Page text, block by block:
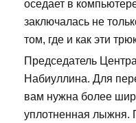
оседает в
заключалась не
том, где и как эти
Председатель
Набиуллина. Для
вам нужна более
уплотненная лыжня.